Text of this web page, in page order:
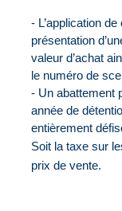
- L’application
présentation
valeur d’achat
le numéro de
- Un abattement
année de
entièrement
Soit la taxe sur
prix de vente.